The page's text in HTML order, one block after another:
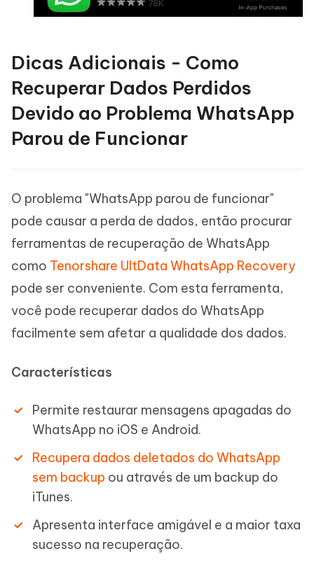
Dicas Adicionais - Como
Recuperar Dados Perdidos
Devido ao Problema WhatsApp
Parou de Funcionar
O problema "WhatsApp parou de funcionar"
pode causar a perda de dados, então procurar
ferramentas de recuperação de WhatsApp
como Tenorshare UltData WhatsApp Recovery
pode ser conveniente. Com esta ferramenta,
você pode recuperar dados do WhatsApp
facilmente sem afetar a qualidade dos dados.
Características
Permite restaurar mensagens apagadas do
WhatsApp no iOS e Android.
Recupera dados deletados do WhatsApp
sem backup ou através de um backup do
iTunes.
Apresenta interface amigável e a maior taxa
sucesso na recuperação.